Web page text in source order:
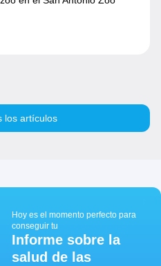
los artículos
Hoy es el momento perfecto para
conseguir tu
Informe sobre la
salud de las